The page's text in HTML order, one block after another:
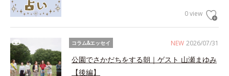
0 view
NEW 2026/07/31
コラム&エッセイ
公園でさかだちをする朝｜ゲスト 山瀬まゆみ
【後編】